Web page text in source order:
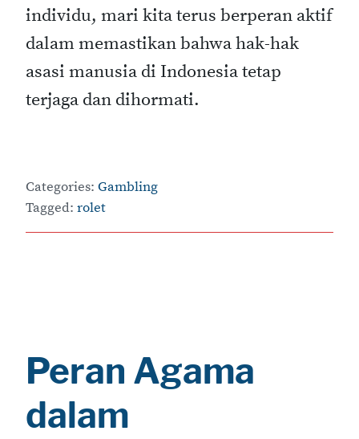
individu, mari kita terus berperan aktif
dalam memastikan bahwa hak-hak
asasi manusia di Indonesia tetap
terjaga dan dihormati.
Categories: Gambling
Tagged: rolet
Peran Agama
dalam